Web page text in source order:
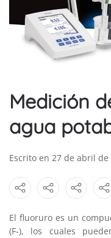
Medición
agua
Escrito en 27 de abril de
El fluoruro es un
(F-), los cuales